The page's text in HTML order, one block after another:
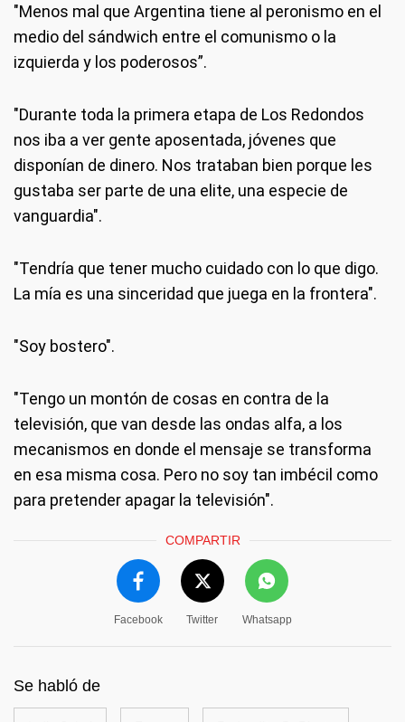
"Menos mal que Argentina tiene al peronismo en el
medio del sándwich entre el comunismo o la
izquierda y los poderosos”.
"Durante toda la primera etapa de Los Redondos
nos iba a ver gente aposentada, jóvenes que
disponían de dinero. Nos trataban bien porque les
gustaba ser parte de una elite, una especie de
vanguardia".
"Tendría que tener mucho cuidado con lo que digo.
La mía es una sinceridad que juega en la frontera".
"Soy bostero".
"Tengo un montón de cosas en contra de la
televisión, que van desde las ondas alfa, a los
mecanismos en donde el mensaje se transforma
en esa misma cosa. Pero no soy tan imbécil como
para pretender apagar la televisión".
COMPARTIR
Facebook Twitter Whatsapp
Se habló de